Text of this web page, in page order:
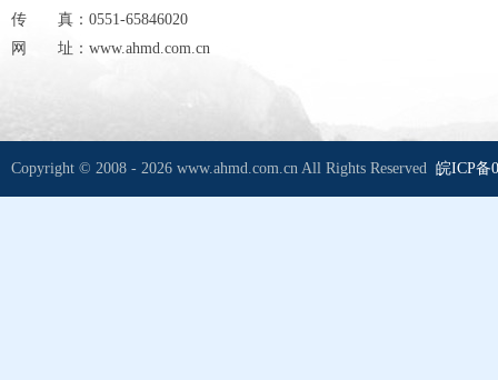
传 真：0551-65846020
网 址：www.ahmd.com.cn
Copyright © 2008 - 2026 www.ahmd.com.cn All Rights Reserved 皖ICP备